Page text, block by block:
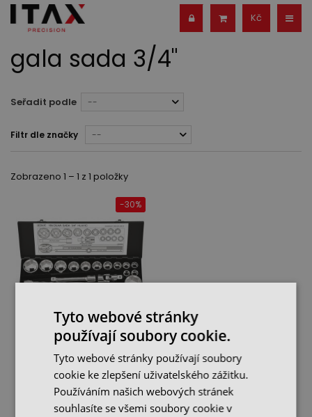
Kč
gala sada 3/4"
Seřadit podle --
Filtr dle značky --
Zobrazeno 1 – 1 z 1 položky
3/4’’ 18dílná sada nářadí
19-55mm + ráčna 24
zubů 4CZech
skladem 1 ks
8 603 Kč12 290 Kč
-30%
cena bez DPH
Tyto webové stránky
používají soubory cookie.
Tyto webové stránky používají soubory
cookie ke zlepšení uživatelského zážitku.
Používáním našich webových stránek
souhlasíte se všemi soubory cookie v